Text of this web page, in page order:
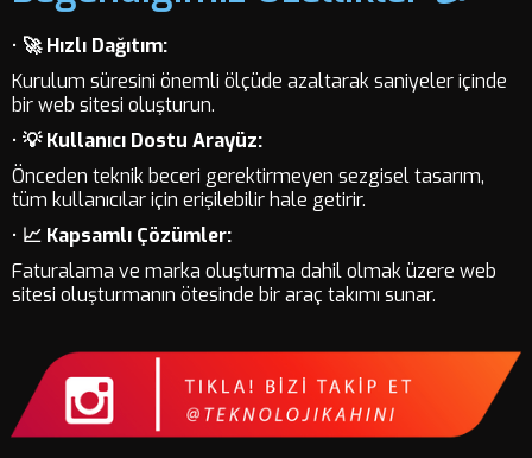
• 🚀 Hızlı Dağıtım:
Kurulum süresini önemli ölçüde azaltarak saniyeler içinde
bir web sitesi oluşturun.
• 💡 Kullanıcı Dostu Arayüz:
Önceden teknik beceri gerektirmeyen sezgisel tasarım,
tüm kullanıcılar için erişilebilir hale getirir.
• 📈 Kapsamlı Çözümler:
Faturalama ve marka oluşturma dahil olmak üzere web
sitesi oluşturmanın ötesinde bir araç takımı sunar.